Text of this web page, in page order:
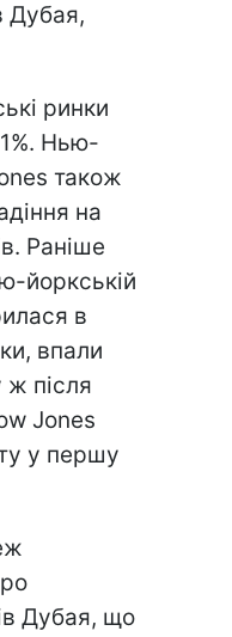
Дубая,
ринки
Нью-
також
на
Раніше
йоркській
в
впали
ж після
Jones
у першу
Дубая, що